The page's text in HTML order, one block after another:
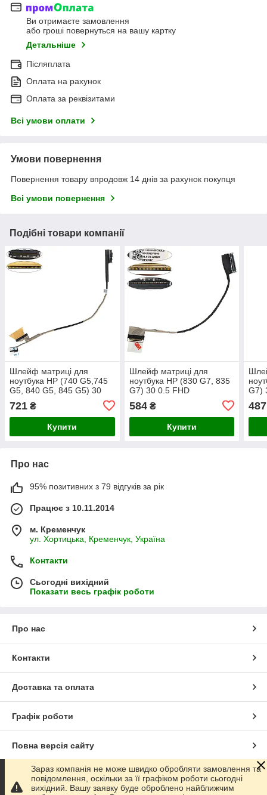
Ви отримаєте замовлення
або гроші повернуться на вашу картку
Детальніше
Післяплата
Оплата на рахунок
Оплата за реквізитами
Всі умови оплати
Умови повернення
Повернення товару впродовж 14 днів за рахунок покупця
Всі умови повернення
Подібні товари компанії
Шлейф матриці для
ноутбука НР (740 G5,745
G5, 840 G5, 845 G5) 30
0.5 FHD (6017B0894601)
721 ₴
Купити
Шлейф матриці для
ноутбука HP (830 G7, 835
G7) 30 0.5 FHD
584₴
Купити
G7)
487
Про нас
95% позитивних з 79 відгуків за рік
Працює з 10.11.2014
м. Кременчук
ул. Хортицька, Кременчук, Україна
Контакти
Сьогодні вихідний
Показати весь графік роботи
Про нас
Контакти
Доставка та оплата
Графік роботи
Повна версія сайту
Сайт створено на маркетплейсіProm.ua
Зараз компанія не може швидко обробляти замовлення та
повідомлення, оскільки за її графіком роботи сьогодні
вихідний. Вашу заявку буде оброблено найближчим